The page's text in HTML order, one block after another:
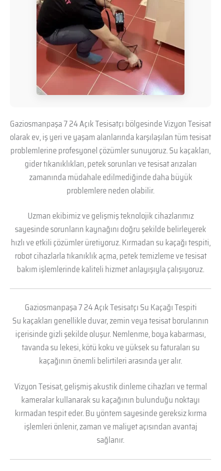
Gaziosmanpaşa 7 24 Açık Tesisatçı bölgesinde Vizyon Tesisat
olarak ev, iş yeri ve yaşam alanlarında karşılaşılan tüm tesisat
problemlerine profesyonel çözümler sunuyoruz. Su kaçakları,
gider tıkanıklıkları, petek sorunları ve tesisat arızaları
zamanında müdahale edilmediğinde daha büyük
problemlere neden olabilir.
Uzman ekibimiz ve gelişmiş teknolojik cihazlarımız
sayesinde sorunların kaynağını doğru şekilde belirleyerek
hızlı ve etkili çözümler üretiyoruz. Kırmadan su kaçağı tespiti,
robot cihazlarla tıkanıklık açma, petek temizleme ve tesisat
bakım işlemlerinde kaliteli hizmet anlayışıyla çalışıyoruz.
Gaziosmanpaşa 7 24 Açık Tesisatçı Su Kaçağı Tespiti
Su kaçakları genellikle duvar, zemin veya tesisat borularının
içerisinde gizli şekilde oluşur. Nemlenme, boya kabarması,
tavanda su lekesi, kötü koku ve yüksek su faturaları su
kaçağının önemli belirtileri arasında yer alır.
Vizyon Tesisat, gelişmiş akustik dinleme cihazları ve termal
kameralar kullanarak su kaçağının bulunduğu noktayı
kırmadan tespit eder. Bu yöntem sayesinde gereksiz kırma
işlemleri önlenir, zaman ve maliyet açısından avantaj
sağlanır.